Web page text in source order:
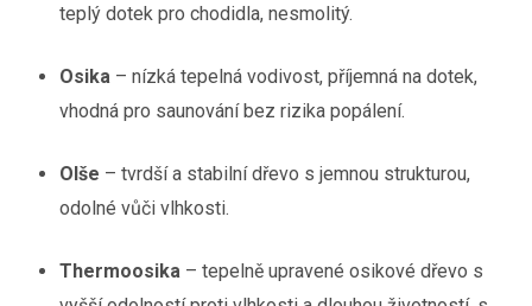
teplý dotek pro chodidla, nesmolitý.
Osika – nízká tepelná vodivost, příjemná na dotek,
vhodná pro saunování bez rizika popálení.
Olše – tvrdší a stabilní dřevo s jemnou strukturou,
odolné vůči vlhkosti.
Thermoosika – tepelně upravené osikové dřevo s